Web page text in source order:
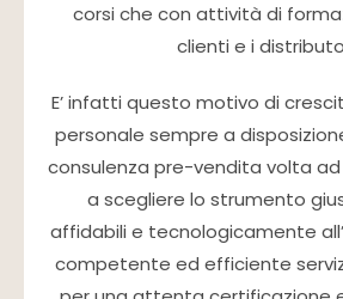
corsi che con attività di
clienti e i
E’ infatti questo motivo di
personale sempre a
consulenza pre-vendita volta
a scegliere lo strumento
affidabili e tecnologicamente
competente ed efficiente